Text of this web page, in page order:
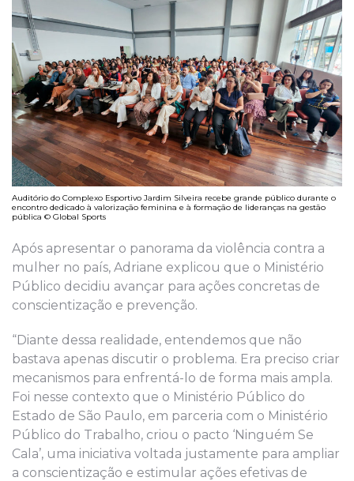
Auditório do Complexo Esportivo Jardim Silveira recebe grande público durante o
encontro dedicado à valorização feminina e à formação de lideranças na gestão
pública © Global Sports
Após apresentar o panorama da violência contra a
mulher no país, Adriane explicou que o Ministério
Público decidiu avançar para ações concretas de
conscientização e prevenção.
“Diante dessa realidade, entendemos que não
bastava apenas discutir o problema. Era preciso criar
mecanismos para enfrentá-lo de forma mais ampla.
Foi nesse contexto que o Ministério Público do
Estado de São Paulo, em parceria com o Ministério
Público do Trabalho, criou o pacto ‘Ninguém Se
Cala’, uma iniciativa voltada justamente para ampliar
a conscientização e estimular ações efetivas de